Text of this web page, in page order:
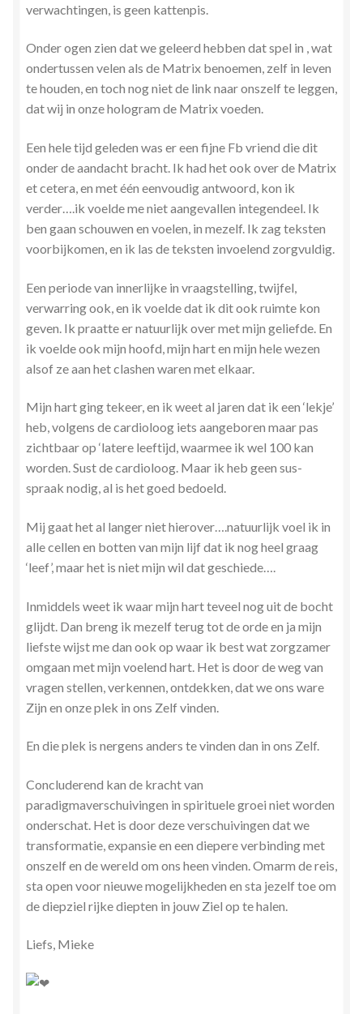
verwachtingen, is geen kattenpis.
Onder ogen zien dat we geleerd hebben dat spel in , wat
ondertussen velen als de Matrix benoemen, zelf in leven
te houden, en toch nog niet de link naar onszelf te leggen,
dat wij in onze hologram de Matrix voeden.
Een hele tijd geleden was er een fijne Fb vriend die dit
onder de aandacht bracht. Ik had het ook over de Matrix
et cetera, en met één eenvoudig antwoord, kon ik
verder….ik voelde me niet aangevallen integendeel. Ik
ben gaan schouwen en voelen, in mezelf. Ik zag teksten
voorbijkomen, en ik las de teksten invoelend zorgvuldig.
Een periode van innerlijke in vraagstelling, twijfel,
verwarring ook, en ik voelde dat ik dit ook ruimte kon
geven. Ik praatte er natuurlijk over met mijn geliefde. En
ik voelde ook mijn hoofd, mijn hart en mijn hele wezen
alsof ze aan het clashen waren met elkaar.
Mijn hart ging tekeer, en ik weet al jaren dat ik een ‘lekje’
heb, volgens de cardioloog iets aangeboren maar pas
zichtbaar op ‘latere leeftijd, waarmee ik wel 100 kan
worden. Sust de cardioloog. Maar ik heb geen sus-
spraak nodig, al is het goed bedoeld.
Mij gaat het al langer niet hierover….natuurlijk voel ik in
alle cellen en botten van mijn lijf dat ik nog heel graag
‘leef’, maar het is niet mijn wil dat geschiede….
Inmiddels weet ik waar mijn hart teveel nog uit de bocht
glijdt. Dan breng ik mezelf terug tot de orde en ja mijn
liefste wijst me dan ook op waar ik best wat zorgzamer
omgaan met mijn voelend hart. Het is door de weg van
vragen stellen, verkennen, ontdekken, dat we ons ware
Zijn en onze plek in ons Zelf vinden.
En die plek is nergens anders te vinden dan in ons Zelf.
Concluderend kan de kracht van
paradigmaverschuivingen in spirituele groei niet worden
onderschat. Het is door deze verschuivingen dat we
transformatie, expansie en een diepere verbinding met
onszelf en de wereld om ons heen vinden. Omarm de reis,
sta open voor nieuwe mogelijkheden en sta jezelf toe om
de diepziel rijke diepten in jouw Ziel op te halen.
Liefs, Mieke